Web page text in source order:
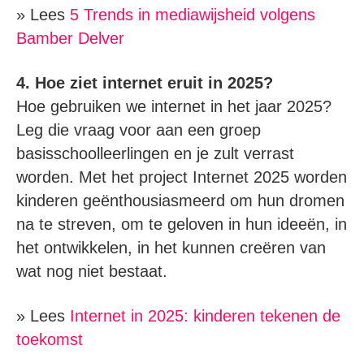
» Lees 5 Trends in mediawijsheid volgens
Bamber Delver
4. Hoe ziet internet eruit in 2025?
Hoe gebruiken we internet in het jaar 2025?
Leg die vraag voor aan een groep
basisschoolleerlingen en je zult verrast
worden. Met het project Internet 2025 worden
kinderen geënthousiasmeerd om hun dromen
na te streven, om te geloven in hun ideeën, in
het ontwikkelen, in het kunnen creëren van
wat nog niet bestaat.
» Lees Internet in 2025: kinderen tekenen de
toekomst